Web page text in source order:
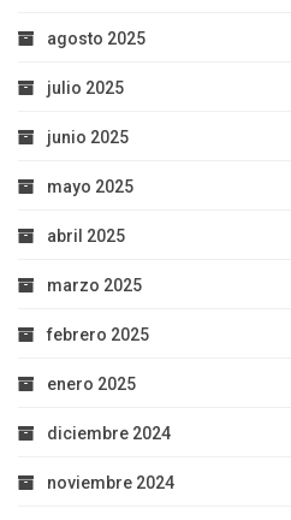
agosto 2025
julio 2025
junio 2025
mayo 2025
abril 2025
marzo 2025
febrero 2025
enero 2025
diciembre 2024
noviembre 2024